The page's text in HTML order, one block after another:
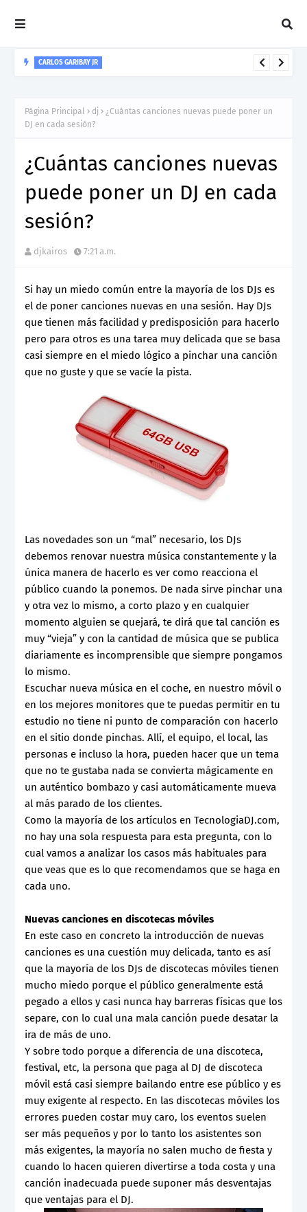
CARLOS GARIBAY JR
Página Principal dj
¿Cuántas canciones nuevas puede poner un
DJ en cada sesión?
¿Cuántas canciones nuevas
puede poner un DJ en cada
sesión?
djkairos 7:21 a.m.
Si hay un miedo común entre la mayoría de los DJs es
el de poner canciones nuevas en una sesión. Hay DJs
que tienen más facilidad y predisposición para hacerlo
pero para otros es una tarea muy delicada que se basa
casi siempre en el miedo lógico a pinchar una canción
que no guste y que se vacíe la pista.
Las novedades son un “mal” necesario, los DJs
debemos renovar nuestra música constantemente y la
única manera de hacerlo es ver como reacciona el
público cuando la ponemos. De nada sirve pinchar una
y otra vez lo mismo, a corto plazo y en cualquier
momento alguien se quejará, te dirá que tal canción es
muy “vieja” y con la cantidad de música que se publica
diariamente es incomprensible que siempre pongamos
lo mismo.
Escuchar nueva música en el coche, en nuestro móvil o
en los mejores monitores que te puedas permitir en tu
estudio no tiene ni punto de comparación con hacerlo
en el sitio donde pinchas. Allí, el equipo, el local, las
personas e incluso la hora, pueden hacer que un tema
que no te gustaba nada se convierta mágicamente en
un auténtico bombazo y casi automáticamente mueva
al más parado de los clientes.
Como la mayoría de los artículos en TecnologiaDJ.com,
no hay una sola respuesta para esta pregunta, con lo
cual vamos a analizar los casos más habituales para
que veas que es lo que recomendamos que se haga en
cada uno.
Nuevas canciones en discotecas móviles
En este caso en concreto la introducción de nuevas
canciones es una cuestión muy delicada, tanto es así
que la mayoría de los DJs de discotecas móviles tienen
mucho miedo porque el público generalmente está
pegado a ellos y casi nunca hay barreras físicas que los
separe, con lo cual una mala canción puede desatar la
ira de más de uno.
Y sobre todo porque a diferencia de una discoteca,
festival, etc, la persona que paga al DJ de discoteca
móvil está casi siempre bailando entre ese público y es
muy exigente al respecto. En las discotecas móviles los
errores pueden costar muy caro, los eventos suelen
ser más pequeños y por lo tanto los asistentes son
más exigentes, la mayoría no salen mucho de fiesta y
cuando lo hacen quieren divertirse a toda costa y una
canción inadecuada puede suponer más desventajas
que ventajas para el DJ.